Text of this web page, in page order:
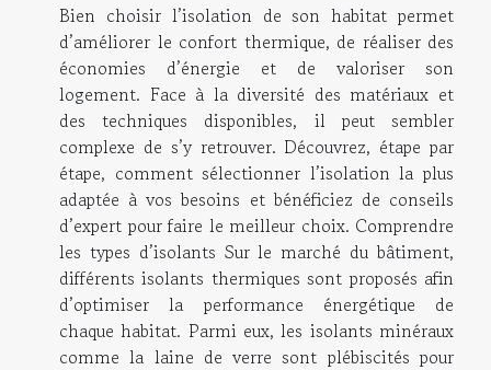
Bien choisir l’isolation de son habitat permet
d’améliorer le confort thermique, de réaliser des
économies d’énergie et de valoriser son
logement. Face à la diversité des matériaux et
des techniques disponibles, il peut sembler
complexe de s’y retrouver. Découvrez, étape par
étape, comment sélectionner l’isolation la plus
adaptée à vos besoins et bénéficiez de conseils
d’expert pour faire le meilleur choix. Comprendre
les types d’isolants Sur le marché du bâtiment,
différents isolants thermiques sont proposés afin
d’optimiser la performance énergétique de
chaque habitat. Parmi eux, les isolants minéraux
comme la laine de verre sont plébiscités pour